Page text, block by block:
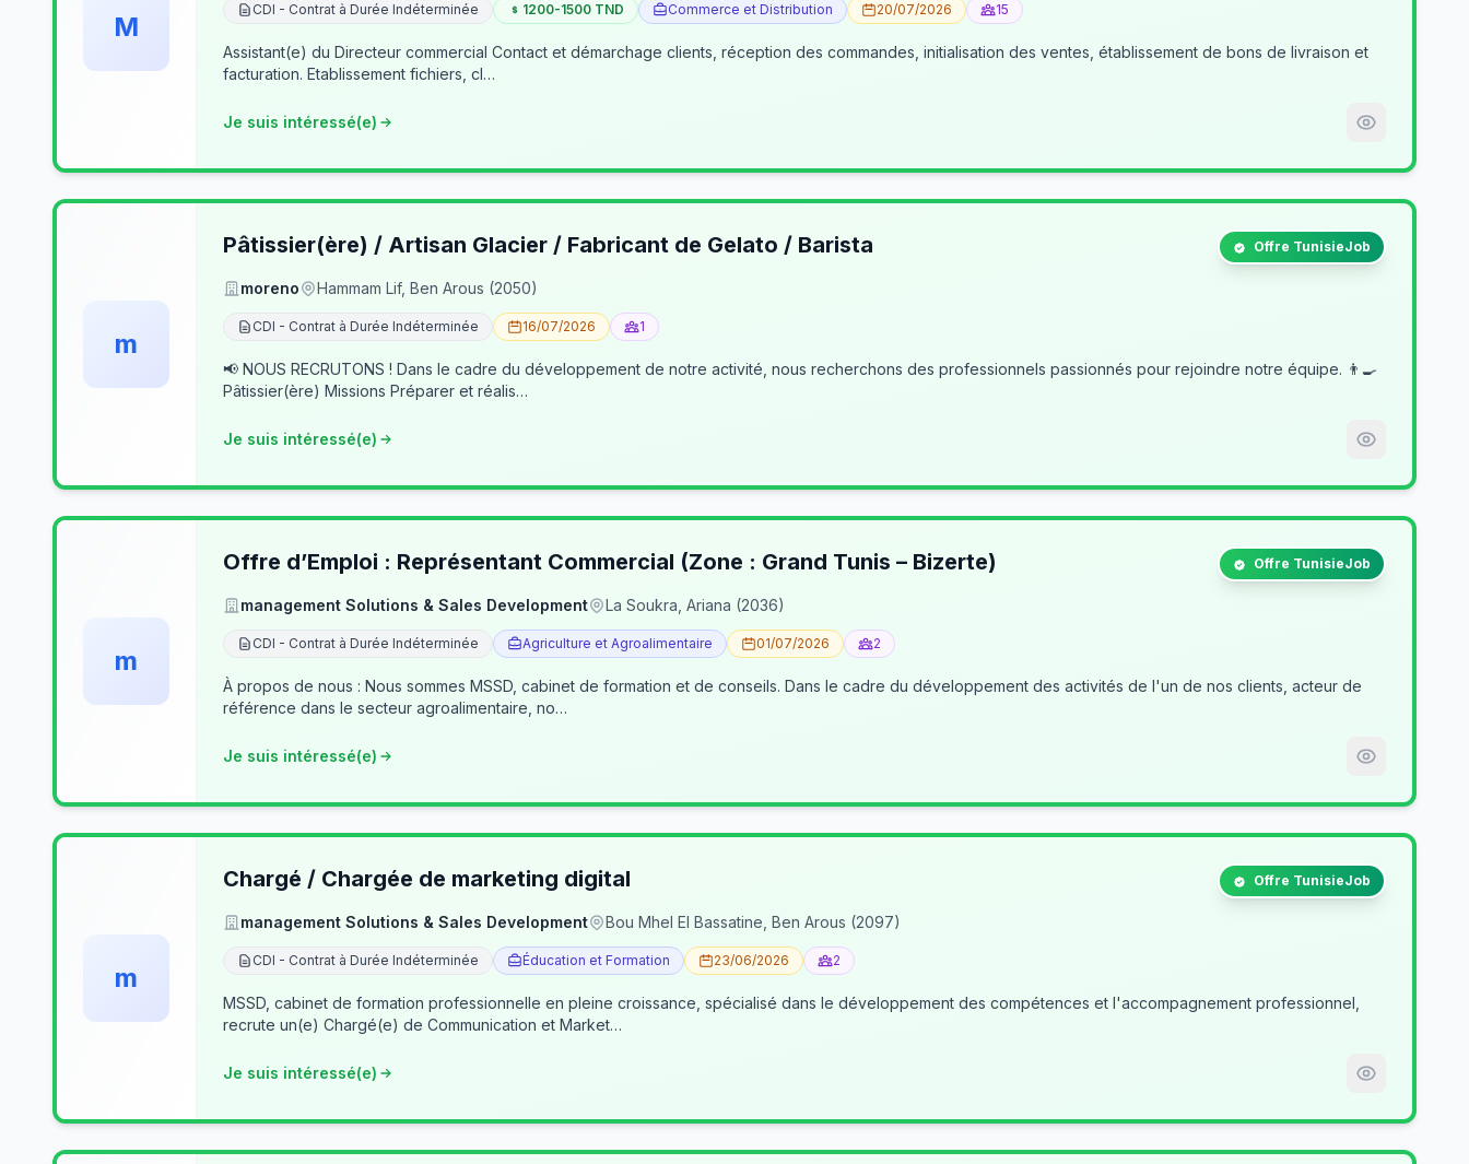
M
CDI - Contrat à Durée Indéterminée 1200-1500 TND Commerce et Distribution 20/07/2026 15
Assistant(e) du Directeur commercial Contact et démarchage clients, réception des commandes, initialisation des ventes, établissement de bons de livraison et
facturation. Etablissement fichiers, cl…
Je suis intéressé(e)
m
Pâtissier(ère) / Artisan Glacier / Fabricant de Gelato / Barista Offre TunisieJob
moreno Hammam Lif, Ben Arous (2050)
CDI - Contrat à Durée Indéterminée 16/07/2026 1
📢 NOUS RECRUTONS ! Dans le cadre du développement de notre activité, nous recherchons des professionnels passionnés pour rejoindre notre équipe. 👨‍🍳
Pâtissier(ère) Missions Préparer et réalis…
Je suis intéressé(e)
m
Offre d’Emploi : Représentant Commercial (Zone : Grand Tunis – Bizerte) Offre TunisieJob
management Solutions & Sales Development La Soukra, Ariana (2036)
CDI - Contrat à Durée Indéterminée Agriculture et Agroalimentaire 01/07/2026 2
À propos de nous : Nous sommes MSSD, cabinet de formation et de conseils. Dans le cadre du développement des activités de l'un de nos clients, acteur de
référence dans le secteur agroalimentaire, no…
Je suis intéressé(e)
m
Chargé / Chargée de marketing digital Offre TunisieJob
management Solutions & Sales Development Bou Mhel El Bassatine, Ben Arous (2097)
CDI - Contrat à Durée Indéterminée Éducation et Formation 23/06/2026 2
MSSD, cabinet de formation professionnelle en pleine croissance, spécialisé dans le développement des compétences et l'accompagnement professionnel,
recrute un(e) Chargé(e) de Communication et Market…
Je suis intéressé(e)